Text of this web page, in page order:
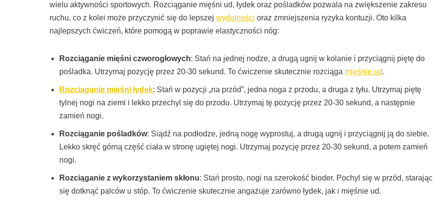
wielu aktywności sportowych. Rozciąganie mięśni ud, łydek oraz pośladków pozwala na zwiększenie zakresu
ruchu, co z kolei może przyczynić się do lepszej wydolności oraz zmniejszenia ryzyka kontuzji. Oto kilka
najlepszych ćwiczeń, które pomogą w poprawie elastyczności nóg:
Rozciąganie mięśni czworogłowych: Stań na jednej nodze, a drugą ugnij w kolanie i przyciągnij piętę do
pośladka. Utrzymaj pozycję przez 20-30 sekund. To ćwiczenie skutecznie rozciąga mięśnie ud.
Rozciąganie mięśni łydek: Stań w pozycji „na przód”, jedna noga z przodu, a druga z tyłu. Utrzymaj piętę
tylnej nogi na ziemi i lekko przechyl się do przodu. Utrzymaj tę pozycję przez 20-30 sekund, a następnie
zamień nogi.
Rozciąganie pośladków: Siądź na podłodze, jedną nogę wyprostuj, a drugą ugnij i przyciągnij ją do siebie.
Lekko skręć górną część ciała w stronę ugiętej nogi. Utrzymaj pozycję przez 20-30 sekund, a potem zamień
nogi.
Rozciąganie z wykorzystaniem skłonu: Stań prosto, nogi na szerokość bioder. Pochyl się w przód, starając
się dotknąć palców u stóp. To ćwiczenie skutecznie angażuje zarówno łydek, jak i mięśnie ud.